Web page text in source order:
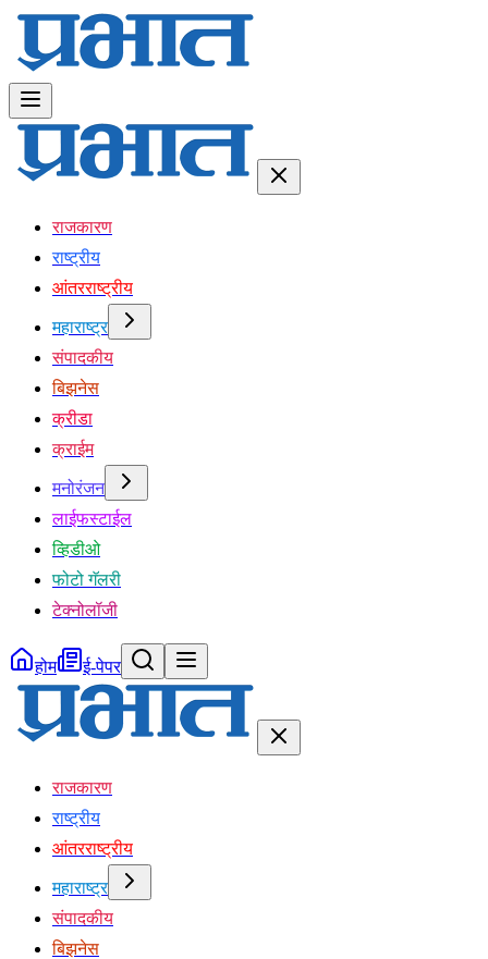
राजकारण
राष्ट्रीय
आंतरराष्ट्रीय
महाराष्ट्र
संपादकीय
बिझनेस
क्रीडा
क्राईम
मनोरंजन
लाईफस्टाईल
व्हिडीओ
फोटो गॅलरी
टेक्नोलॉजी
होम ई-पेपर
राजकारण
राष्ट्रीय
आंतरराष्ट्रीय
महाराष्ट्र
संपादकीय
बिझनेस